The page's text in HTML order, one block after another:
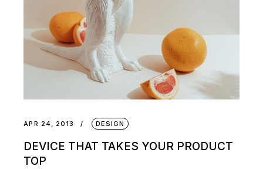
APR 24, 2013 DESIGN
DEVICE THAT TAKES YOUR PRODUCT
TOP